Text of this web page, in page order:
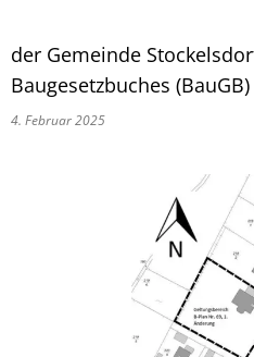
der Gemeinde
Baugesetzbuches (BauGB)
4. Februar 2025